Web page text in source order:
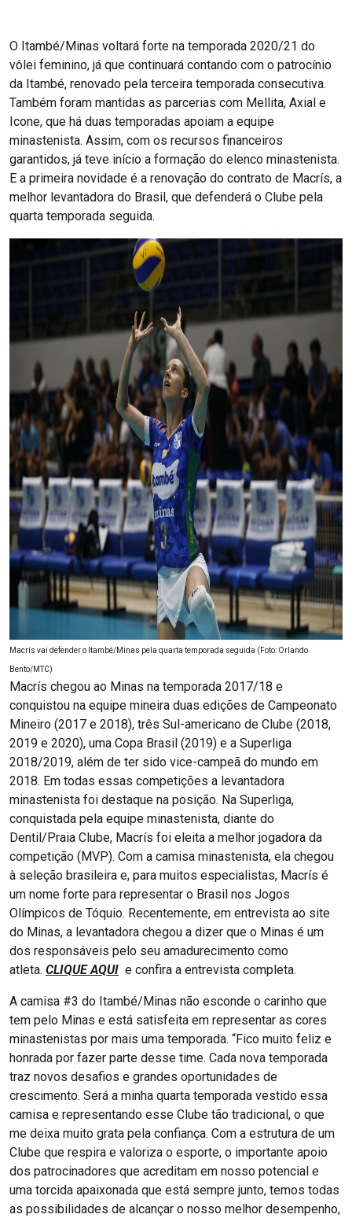
O Itambé/Minas voltará forte na temporada 2020/21 do
vôlei feminino, já que continuará contando com o patrocínio
da Itambé, renovado pela terceira temporada consecutiva.
Também foram mantidas as parcerias com Mellita, Axial e
Icone, que há duas temporadas apoiam a equipe
minastenista. Assim, com os recursos financeiros
garantidos, já teve início a formação do elenco minastenista.
E a primeira novidade é a renovação do contrato de Macrís, a
melhor levantadora do Brasil, que defenderá o Clube pela
quarta temporada seguida.
Macrís vai defender o Itambé/Minas pela quarta temporada seguida (Foto: Orlando
Bento/MTC)
Macrís chegou ao Minas na temporada 2017/18 e
conquistou na equipe mineira duas edições de Campeonato
Mineiro (2017 e 2018), três Sul-americano de Clube (2018,
2019 e 2020), uma Copa Brasil (2019) e a Superliga
2018/2019, além de ter sido vice-campeã do mundo em
2018. Em todas essas competições a levantadora
minastenista foi destaque na posição. Na Superliga,
conquistada pela equipe minastenista, diante do
Dentil/Praia Clube, Macrís foi eleita a melhor jogadora da
competição (MVP). Com a camisa minastenista, ela chegou
à seleção brasileira e, para muitos especialistas, Macrís é
um nome forte para representar o Brasil nos Jogos
Olímpicos de Tóquio. Recentemente, em entrevista ao site
do Minas, a levantadora chegou a dizer que o Minas é um
dos responsáveis pelo seu amadurecimento como
atleta. CLIQUE AQUI e confira a entrevista completa.
A camisa #3 do Itambé/Minas não esconde o carinho que
tem pelo Minas e está satisfeita em representar as cores
minastenistas por mais uma temporada. “Fico muito feliz e
honrada por fazer parte desse time. Cada nova temporada
traz novos desafios e grandes oportunidades de
crescimento. Será a minha quarta temporada vestido essa
camisa e representando esse Clube tão tradicional, o que
me deixa muito grata pela confiança. Com a estrutura de um
Clube que respira e valoriza o esporte, o importante apoio
dos patrocinadores que acreditam em nosso potencial e
uma torcida apaixonada que está sempre junto, temos todas
as possibilidades de alcançar o nosso melhor desempenho,